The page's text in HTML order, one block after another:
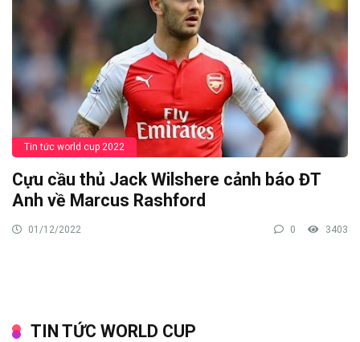
Tin tức world cup 2022
Cựu cầu thủ Jack Wilshere cảnh báo ĐT
Anh về Marcus Rashford
01/12/2022 0 3403
TIN TỨC WORLD CUP